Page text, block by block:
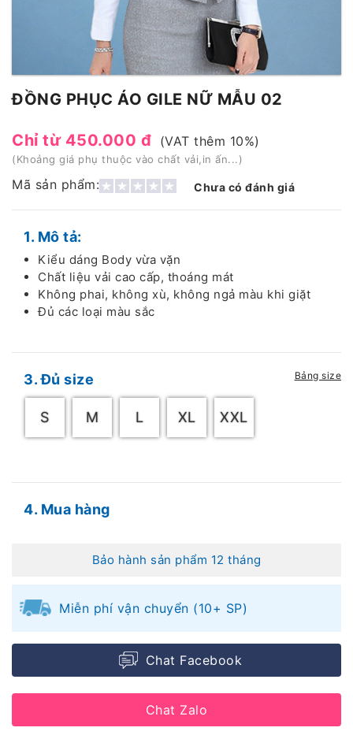
ĐỒNG PHỤC ÁO GILE NỮ MẪU 02
Chỉ từ 450.000 đ (VAT thêm 10%)
(Khoảng giá phụ thuộc vào chất vải,in ấn...)
Mã sản phẩm: Chưa có đánh giá
1. Mô tả:
Kiểu dáng Body vừa vặn
Chất liệu vải cao cấp, thoáng mát
Không phai, không xù, không ngả màu khi giặt
Đủ các loại màu sắc
3. Đủ size Bảng size
S M L XL XXL
4. Mua hàng
Bảo hành sản phẩm 12 tháng
Miễn phí vận chuyển (10+ SP)
Chat Facebook
Chat Zalo